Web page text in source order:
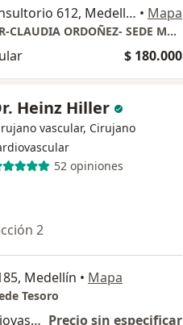
calle 7 # 39-107 consultorio 612, Medellín • Mapa
CIRUJANA VASCULAR-CLAUDIA ORDOÑEZ- SEDE MEDICAL POBLADO
$ 180.000
Heinz Hiller
vascular, Cirujano
52 opiniones
2
Medellín • Mapa
Tesoro
Visita Cirugía Cardiovascular Precio sin especificar